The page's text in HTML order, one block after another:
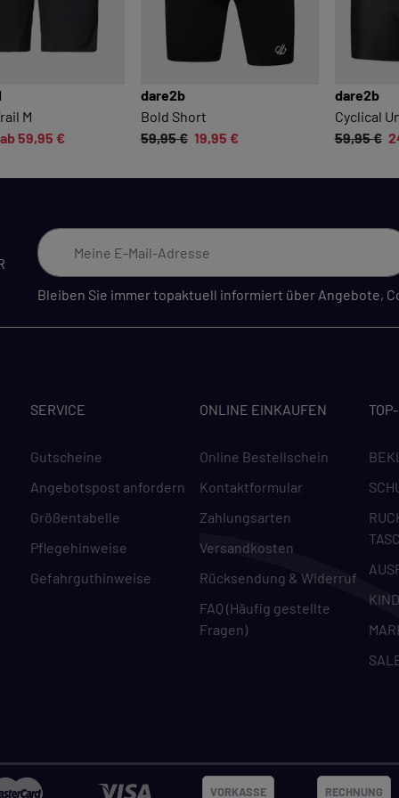
Essenzielle Cookies ermöglichen grundlegende
Funktionen und sind für die einwandfreie Funktion dieses
Cookie-Informationen anzeigen
Cookie-Informationen anzeigen
EXTERN
Inhalte von externen Dienstleistern wie Google, Social-
M
ab 59,95 €
dare2b
Bold Short
59,95 € 19,95 €
dare2b
Cyclical
59,95 €
Bleiben Sie immer topaktuell informiert über Angebote,
SERVICE
Gutscheine
Angebotspost anfordern
Größentabelle
Pflegehinweise
Gefahrguthinweise
ONLINE EINKAUFEN
Online Bestellschein
Kontaktformular
Zahlungsarten
Versandkosten
Rücksendung & Widerruf
FAQ (Häufig gestellte
Fragen)
VORKASSE RECHNUNG